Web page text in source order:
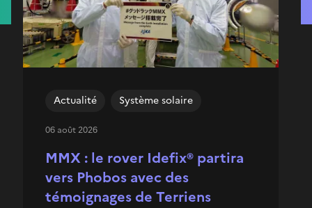
MMX : le rover Idefix® partira
vers Phobos avec des
témoignages de Terriens
Actualité Système solaire
06 août 2026